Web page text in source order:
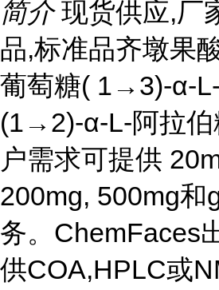
简介 现货供应,厂
品,标准品齐墩果
葡萄糖( 1→3)-α-
(1→2)-α-L-阿拉伯
户需求可提供
200mg, 500mg和
务。ChemFaces
供COA,HPLC或